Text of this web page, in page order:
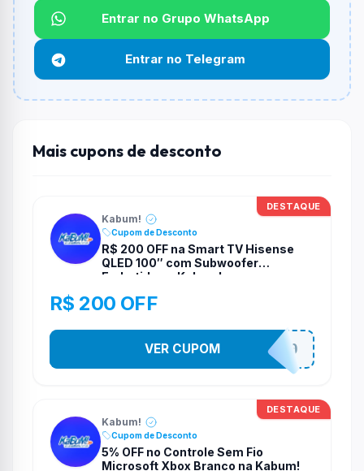
Não informado ou sem limite.
Funciona em qualquer produto?
Não necessariamente. Depende de itens participantes
e alguns vendedores ou produtos especificos podem
não aceitar cupons.
Entrar no Grupo WhatsApp
Entrar no Telegram
Mais cupons de desconto
DESTAQUE
Kabum!
Cupom de Desconto
R$ 200 OFF na Smart TV Hisense
QLED 100″ com Subwoofer
Embutido na Kabum!
R$ 200 OFF
TELAO200
VER CUPOM
DESTAQUE
Kabum!
Cupom de Desconto
5% OFF no Controle Sem Fio
Microsoft Xbox Branco na Kabum!